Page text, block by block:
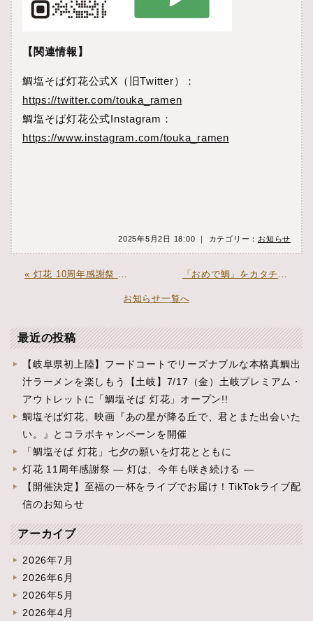
【関連情報】
鯛塩そば灯花公式X（旧Twitter）：
https://twitter.com/touka_ramen
鯛塩そば灯花公式Instagram：
https://www.instagram.com/touka_ramen
2025年5月2日 18:00 ｜ カテゴリー： お知らせ
お知らせ一覧へ
最近の投稿
【岐阜県初上陸】フードコートでリーズナブルな本格真鯛出
汁ラーメンを楽しもう【土岐】7/17（金）土岐プレミアム・
アウトレットに「鯛塩そば 灯花」オープン!!
鯛塩そば灯花、映画『あの星が降る丘で、君とまた出会いた
い。』とコラボキャンペーンを開催
「鯛塩そば 灯花」七夕の願いを灯花とともに
灯花 11周年感謝祭 ― 灯は、今年も咲き続ける ―
【開催決定】至福の一杯をライブでお届け！TikTokライブ配
信のお知らせ
アーカイブ
2026年7月
2026年6月
2026年5月
2026年4月